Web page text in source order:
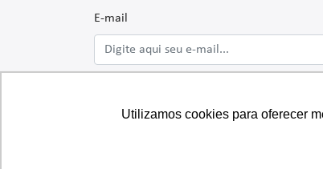
Utilizamos cookies para oferecer
E-mail